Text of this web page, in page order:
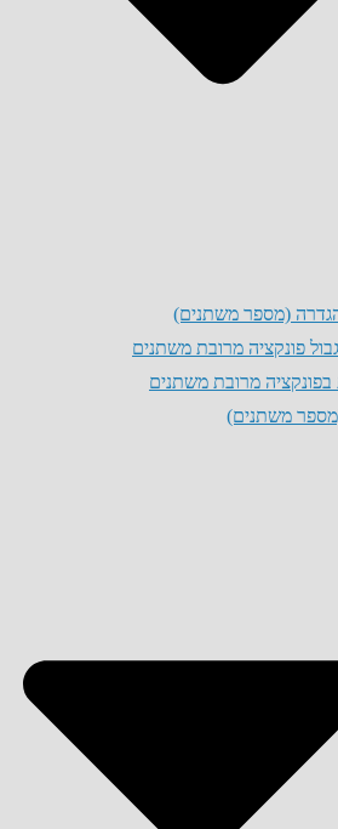
(מספר משתנים)
פונקציה מרובת משתנים
בפונקציה מרובת משתנים
משתנים)